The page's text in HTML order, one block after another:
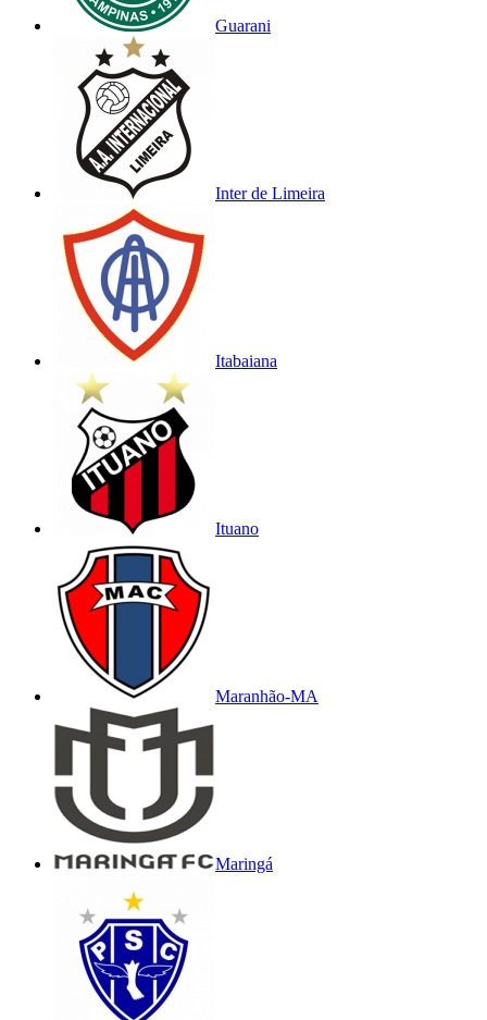
Guarani
Inter de Limeira
Itabaiana
Ituano
Maranhão-MA
Maringá